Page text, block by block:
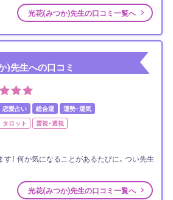
光花(みつか)先生の口コミ一覧へ
)先生への口コミ
恋愛占い 総合運 運勢・運気
タロット 霊視・透視
！ 何か気になることがあるたびに、 つい先生
光花(みつか)先生の口コミ一覧へ